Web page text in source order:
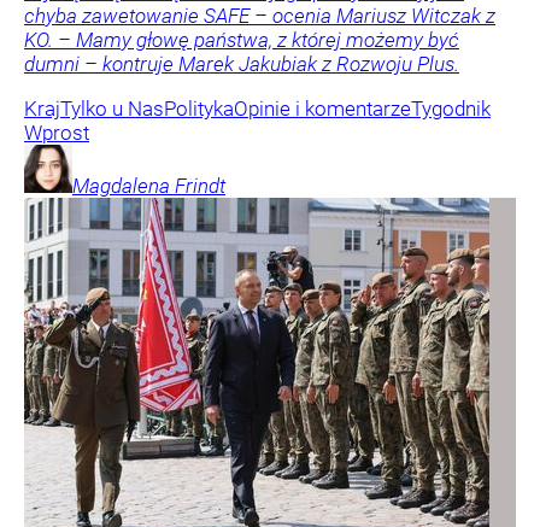
chyba zawetowanie SAFE – ocenia Mariusz Witczak z
KO. – Mamy głowę państwa, z której możemy być
dumni – kontruje Marek Jakubiak z Rozwoju Plus.
KrajTylko u NasPolitykaOpinie i komentarzeTygodnik
Wprost
Magdalena Frindt